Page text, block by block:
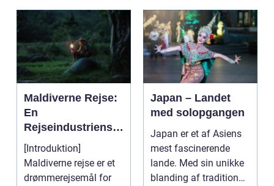
Maldiverne Rejse:
En
Rejseindustriens
Perle
[Introduktion]
Maldiverne rejse er et
drømmerejsemål for
Japan – Landet
med solopgangen
Japan er et af Asiens
mest fascinerende
lande. Med sin unikke
blanding af tradition